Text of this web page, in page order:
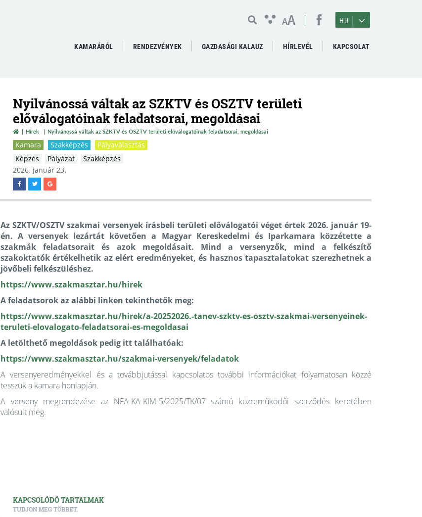
AA HU
KAMARÁRÓL RENDEZVÉNYEK GAZDASÁGI KALAUZ HÍRLEVÉL KAPCSOLAT
Nyilvánossá váltak az SZKTV és OSZTV területi
előválogatóinak feladatsorai, megoldásai
Hírek Nyilvánossá váltak az SZKTV és OSZTV területi előválogatóinak feladatsorai, megoldásai
Kamara Szakképzés
Pályaválasztás
Képzés
Pályázat
Szakképzés
2026. január 23.
Az SZKTV/OSZTV szakmai versenyek írásbeli területi előválogatói véget értek 2026. január 19-
én. A versenyek lezártát követően a Magyar Kereskedelmi és Iparkamara közzétette a
szakmák feladatsorait és azok megoldásait. Mind a versenyzők, mind a felkészítő
szakoktatók értékelhetik az elért eredményeket, és hasznos tapasztalatokat szerezhetnek a
jövőbeli felkészüléshez.
https://www.szakmasztar.hu/hirek
A feladatsorok az alábbi linken tekinthetők meg:
https://www.szakmasztar.hu/hirek/a-20252026.-tanev-szktv-es-osztv-szakmai-versenyeinek-
teruleti-elovalogato-feladatsorai-es-megoldasai
A letölthető megoldások pedig itt találhatóak:
https://www.szakmasztar.hu/szakmai-versenyek/feladatok
A versenyeredményekkel és a továbbjutással kapcsolatos további információkat folyamatosan közzé
tesszük a kamara honlapján.
A verseny megrendezése az NFA-KA-KIM-5/2025/TK/07 számú közreműködői szerződés keretében
valósult meg.
KAPCSOLÓDÓ TARTALMAK
TUDJON MEG TÖBBET.